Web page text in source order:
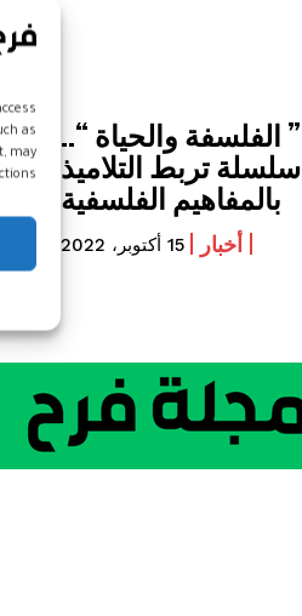
as
may
” الفلسفة والحياة “..
سلسلة تربط التلاميذ
بالمفاهيم الفلسفية
أخبار 15 أكتوبر، 2022